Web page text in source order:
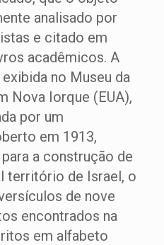
analisado por
e citado em
acadêmicos. A
no Museu da
Nova Iorque (EUA),
por um
em 1913,
a construção de
território de Israel, o
de nove
encontrados na
em alfabeto